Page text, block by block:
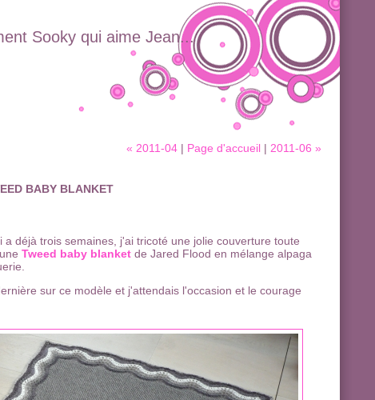
Sooky qui aime Jean...
« 2011-04 | Page d'accueil | 2011-06 »
BABY BLANKET
a déjà trois semaines, j'ai tricoté une jolie couverture toute
Tweed baby blanket de Jared Flood en mélange alpaga
sur ce modèle et j'attendais l'occasion et le courage